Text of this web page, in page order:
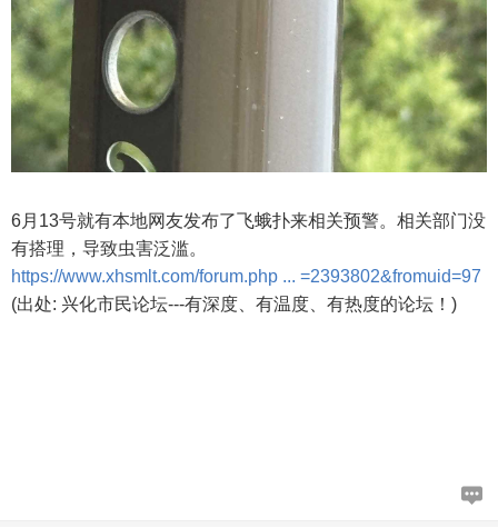
6月13号就有本地网友发布了飞蛾扑来相关预警。相关部门没
有搭理，导致虫害泛滥。
https://www.xhsmlt.com/forum.php ... =2393802&fromuid=97
(出处: 兴化市民论坛---有深度、有温度、有热度的论坛！)